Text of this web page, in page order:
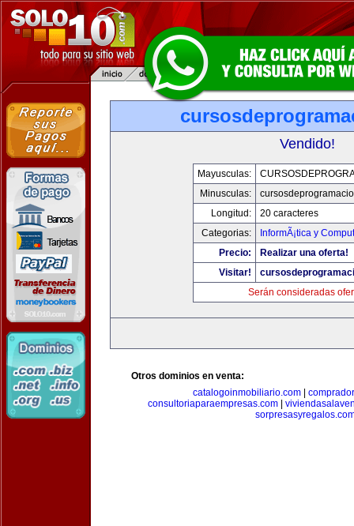
Vendido!
Mayusculas:
Minusculas:
Longitud:
20 caracteres
Categorias:
InformÃ¡tica y
Precio:
Realizar una oferta!
Visitar!
Serán consideradas
Otros dominios en venta:
catalogoinmobiliario.com|
consultoriaparaempresas.com|